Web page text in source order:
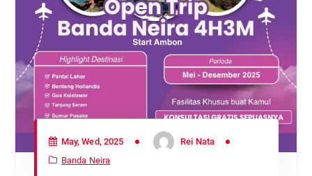
May, Wed, 2025
Rei Nata
Banda Neira